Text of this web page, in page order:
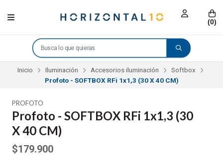
(0)
Inicio Iluminación Accesorios iluminación
Softbox
Profoto - SOFTBOX RFi 1x1,3 (30 X 40 CM)
PROFOTO
Profoto - SOFTBOX RFi 1x1,3 (30
X 40 CM)
$179.900